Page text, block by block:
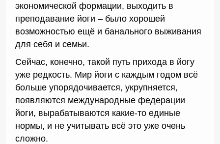
экономической формации, выходить в
преподавание йоги – было хорошей
возможностью ещё и банального выживания
для себя и семьи.
Сейчас, конечно, такой путь прихода в йогу
уже редкость. Мир йоги с каждым годом всё
больше упорядочивается, укрупняется,
появляются международные федерации
йоги, вырабатываются какие-то единые
нормы, и не учитывать всё это уже очень
сложно.